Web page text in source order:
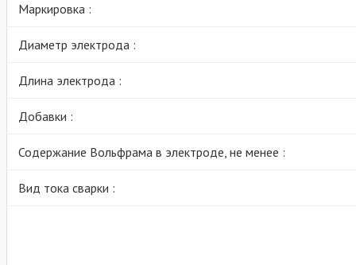
Маркировка :
Диаметр электрода :
Длина электрода :
Добавки :
Содержание Вольфрама в электроде, не менее :
Вид тока сварки :